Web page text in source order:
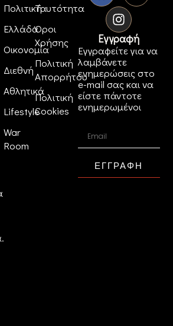
Πολιτική
Ελλάδα
Οικονομία
Διεθνή
Αθλητικά
Lifestyle
War
Room
Ταυτότητα
Όροι
Χρήσης
Πολιτική
Απορρήτου
Πολιτική
Cookies
Εγγραφή
Εγγραφείτε για να
λαμβάνετε
ενημερώσεις στο
e-mail σας και να
είστε πάντοτε
ενημερωμένοι
ΕΓΓΡΑΦΗ